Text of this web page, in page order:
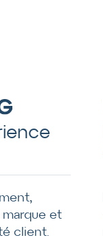
et
client.